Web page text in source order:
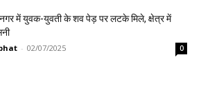
में युवक-युवती के शव पेड़ पर लटके मिले, क्षेत्र में
- 02/07/2025 0